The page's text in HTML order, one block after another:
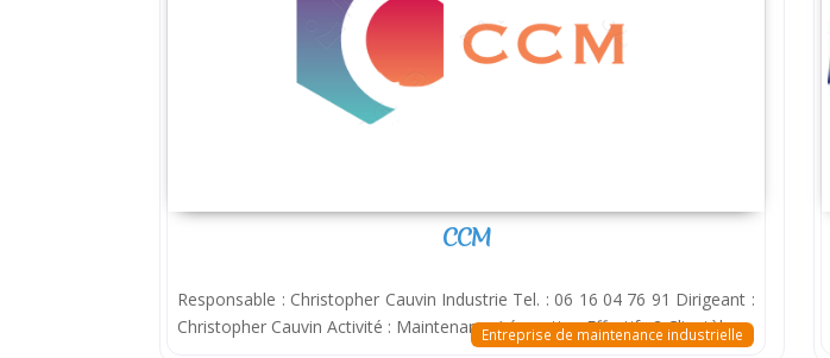
Entreprise de maintenance industrielle
CCM
Responsable : Christopher Cauvin Industrie Tel. : 06 16 04 76 91 Dirigeant :
Christopher Cauvin Activité : Maintenance/réparation Effectif : 2 Clientèle :